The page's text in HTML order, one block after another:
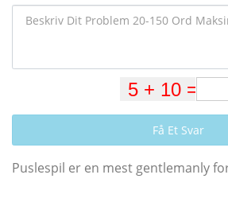
Få Et Svar
Puslespil er en mest gentlemanly